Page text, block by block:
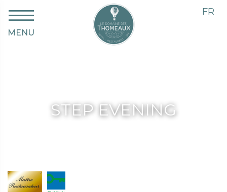
MENU
FR
STEP EVENING